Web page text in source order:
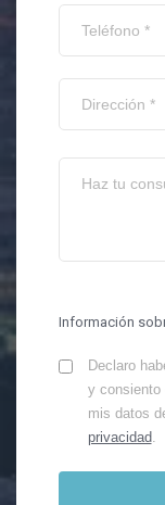
Información
Declaro
y consiento
mis datos
privacidad.